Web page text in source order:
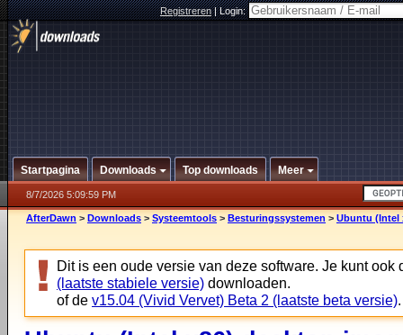
Registreren|Login:
Startpagina Downloads Top downloads Meer
8/7/2026 5:09:59 PM
AfterDawn > Downloads > Systeemtools > Besturingssystemen > Ubuntu (Intel
Dit is een oude versie van deze software. Je kunt ook
(laatste stabiele versie) downloaden.
of de v15.04 (Vivid Vervet) Beta 2 (laatste beta versie).